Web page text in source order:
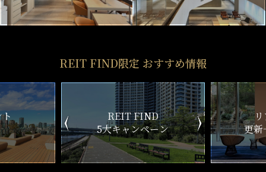
REIT FIND限定 おすすめ情報
ン
リアルタイム
更新一覧チェック
新